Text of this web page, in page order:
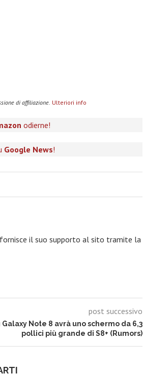
di affiliazione. Ulteriori info
odierne!
Google News!
il suo supporto al sito tramite la
post successivo
Galaxy Note 8 avrà uno schermo da 6,3
pollici più grande di S8+ (Rumors)